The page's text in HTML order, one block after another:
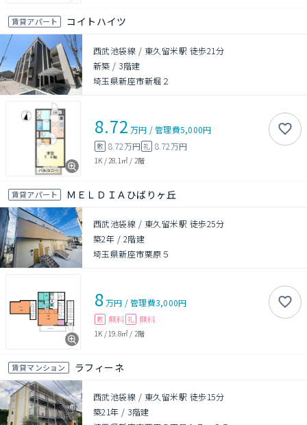
賃貸アパート コイトハイツ
西武池袋線 / 東久留米駅 徒歩21分
新築 / 3階建
埼玉県新座市新堀２
8.72 万円 /管理費5,000円
敷 8.72万円 礼 8.72万円
1K / 28.1㎡ / 2階
賃貸アパート ＭＥＬＤＩＡひばりヶ丘
西武池袋線 / 東久留米駅 徒歩25分
築2年 / 2階建
埼玉県新座市栗原５
8万円 /管理費3,000円
敷 無料 礼 無料
1K / 19.8㎡ / 2階
賃貸マンション ラフィーネ
西武池袋線 / 東久留米駅 徒歩15分
築21年 / 3階建